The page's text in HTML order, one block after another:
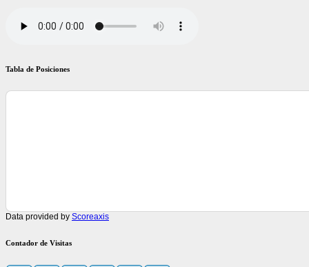
Tabla de Posiciones
Data provided by Scoreaxis
Contador de Visitas